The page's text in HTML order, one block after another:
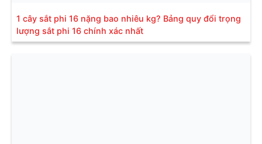
1 cây sắt phi 16 nặng bao nhiêu kg? Bảng quy đổi trọng
lượng sắt phi 16 chính xác nhất